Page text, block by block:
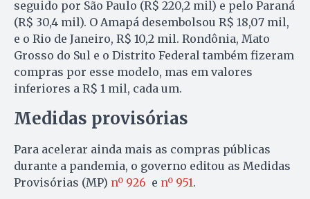
seguido por São Paulo (R$ 220,2 mil) e pelo Paraná
(R$ 30,4 mil). O Amapá desembolsou R$ 18,07 mil,
e o Rio de Janeiro, R$ 10,2 mil. Rondônia, Mato
Grosso do Sul e o Distrito Federal também fizeram
compras por esse modelo, mas em valores
inferiores a R$ 1 mil, cada um.
Medidas provisórias
Para acelerar ainda mais as compras públicas
durante a pandemia, o governo editou as Medidas
Provisórias (MP) nº 926 e nº 951.